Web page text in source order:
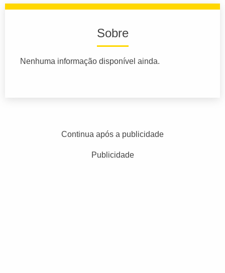
Sobre
Nenhuma informação disponível ainda.
Continua após a publicidade
Publicidade